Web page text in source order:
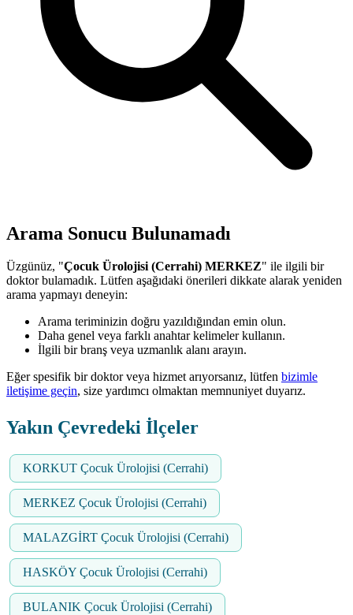
Arama Sonucu Bulunamadı
Üzgünüz, "Çocuk Ürolojisi (Cerrahi) MERKEZ" ile ilgili bir
doktor bulamadık. Lütfen aşağıdaki önerileri dikkate alarak yeniden
arama yapmayı deneyin:
Arama teriminizin doğru yazıldığından emin olun.
Daha genel veya farklı anahtar kelimeler kullanın.
İlgili bir branş veya uzmanlık alanı arayın.
Eğer spesifik bir doktor veya hizmet arıyorsanız, lütfen bizimle
iletişime geçin, size yardımcı olmaktan memnuniyet duyarız.
Yakın Çevredeki İlçeler
KORKUT Çocuk Ürolojisi (Cerrahi)
MERKEZ Çocuk Ürolojisi (Cerrahi)
MALAZGİRT Çocuk Ürolojisi (Cerrahi)
HASKÖY Çocuk Ürolojisi (Cerrahi)
BULANIK Çocuk Ürolojisi (Cerrahi)